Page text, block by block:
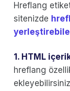
Hreflang
sitenizde
1. HTML
hreflang